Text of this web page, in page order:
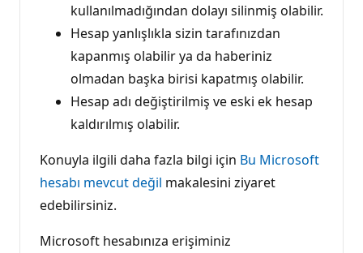
kullanılmadığından dolayı silinmiş olabilir.
Hesap yanlışlıkla sizin tarafınızdan
kapanmış olabilir ya da haberiniz
olmadan başka birisi kapatmış olabilir.
Hesap adı değiştirilmiş ve eski ek hesap
kaldırılmış olabilir.
Konuyla ilgili daha fazla bilgi için Bu Microsoft
hesabı mevcut değil makalesini ziyaret
edebilirsiniz.
Microsoft hesabınıza erişiminiz